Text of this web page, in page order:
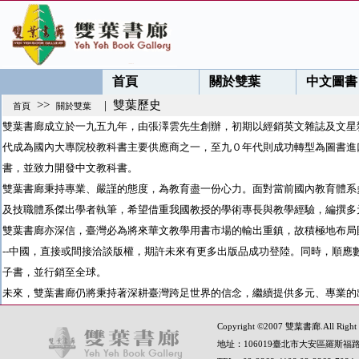
首頁 關於雙葉 中文圖書
首頁 >> 關於雙葉 | 雙葉歷史
雙葉書廊成立於一九五九年，由張澤雲先生創辦，初期以經銷英文雜誌及文
代成為國內大專院校教科書主要供應商之一，至九０年代則成功轉型為圖書
書，並致力開發中文教科書。
雙葉書廊秉持專業、嚴謹的態度，為教育盡一份心力。面對當前國內教育體
及技職體系傑出學者執筆，希望借重我國教授的學術專長與教學經驗，編撰
雙葉書廊亦深信，臺灣必為將來華文教學用書市場的輸出重鎮，故積極地布
--中國，直接或間接洽談版權，期許未來有更多出版品成功登陸。同時，順
子書，並行銷至全球。
未來，雙葉書廊仍將秉持著深耕臺灣跨足世界的信念，繼續提供多元、專業
Copyright ©2007 雙葉書廊.All Right
地址：106019臺北市大安區羅斯福